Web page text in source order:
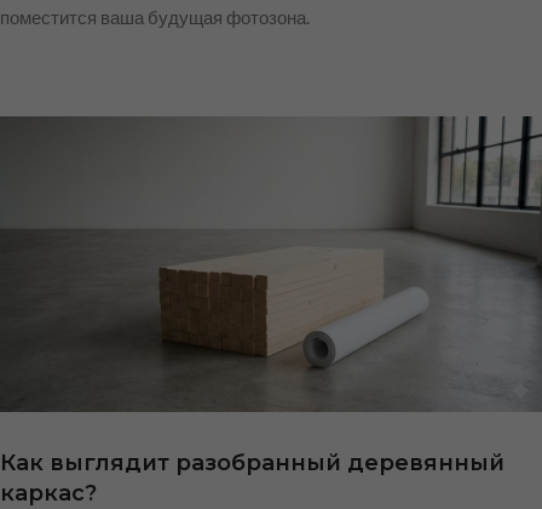
поместится ваша будущая фотозона.
Как выглядит разобранный деревянный
каркас?